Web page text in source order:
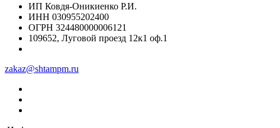
ИП Ковдя-Оникиенко Р.И.
ИНН 030955202400
ОГРН 324480000006121
109652, Луговой проезд 12к1 оф.1
zakaz@shtampm.ru